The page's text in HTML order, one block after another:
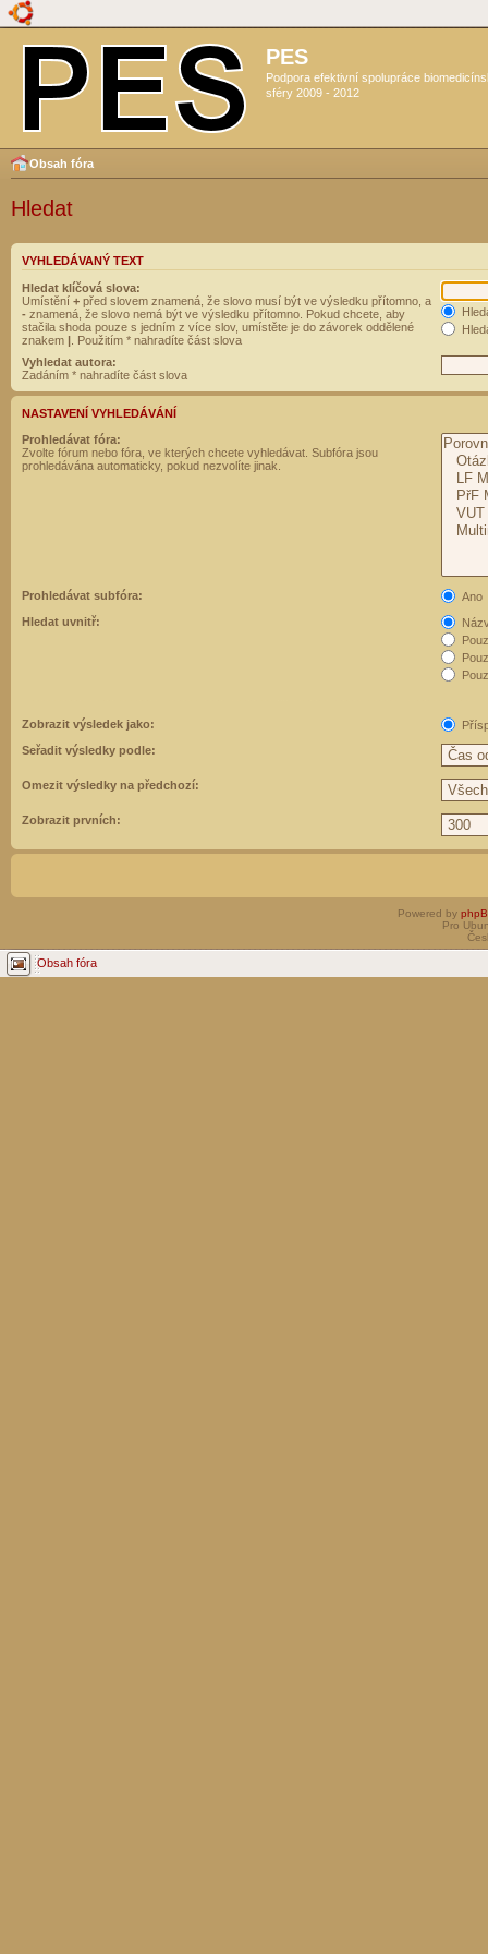
PES
Podpora efektivní spolupráce
sféry 2009 - 2012
Obsah fóra
Hledat
VYHLEDÁVANÝ TEXT
Hledat klíčová slova:
Umístění + před slovem znamená, že slovo musí být ve výsledku přítomno, a
- znamená, že slovo nemá být ve výsledku přítomno. Pokud chcete, aby
stačila shoda pouze s jedním z více slov, umístěte je do závorek oddělené
znakem | . Použitím * nahradíte část slova
Vyhledat autora:
Zadáním * nahradíte část slova
NASTAVENÍ VYHLEDÁVÁNÍ
Prohledávat fóra:
Zvolte fórum nebo fóra, ve kterých chcete vyhledávat. Subfóra jsou
prohledávána automaticky, pokud nezvolíte jinak.
Prohledávat subfóra:
Ano
Hledat uvnitř:
Zobrazit výsledek jako:
Seřadit výsledky podle:
Omezit výsledky na předchozí:
Zobrazit prvních:
Powered by
Pro
Obsah fóra